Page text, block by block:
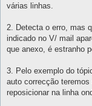
várias linhas.
2. Detecta o erro, mas
indicado no V/ mail
que anexo, é estranho
3. Pelo exemplo do
auto correcção
reposicionar na linha